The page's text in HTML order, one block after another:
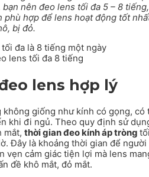
nên đeo lens tối đa 5 – 8 tiếng,
phù hợp để lens hoạt động tốt
bị đỏ.
lens tối đa 8 tiếng
lens hợp lý
không giống như kính có gọng, có
khi đi ngủ. Theo quy định sử
mắt, thời gian đeo kính áp tròng
Đây là khoảng thời gian để người
vẹn cảm giác tiện lợi mà lens
đề khô mắt, đỏ mắt.